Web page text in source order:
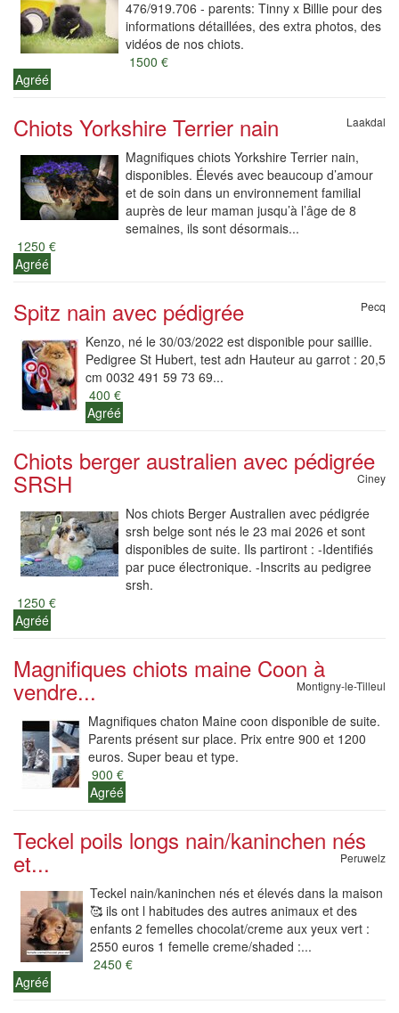
476/919.706 - parents: Tinny x Billie pour des
informations détaillées, des extra photos, des
vidéos de nos chiots.
1500 €
Agréé
Chiots Yorkshire Terrier nain Laakdal
Magnifiques chiots Yorkshire Terrier nain,
disponibles. Élevés avec beaucoup d’amour
et de soin dans un environnement familial
auprès de leur maman jusqu’à l’âge de 8
semaines, ils sont désormais...
1250 €
Agréé
Spitz nain avec pédigrée Pecq
Kenzo, né le 30/03/2022 est disponible pour saillie.
Pedigree St Hubert, test adn Hauteur au garrot : 20,5
cm 0032 491 59 73 69...
400 €
Agréé
Chiots berger australien avec pédigrée
SRSH Ciney
Nos chiots Berger Australien avec pédigrée
srsh belge sont nés le 23 mai 2026 et sont
disponibles de suite. Ils partiront : -Identifiés
par puce électronique. -Inscrits au pedigree
srsh.
1250 €
Agréé
Magnifiques chiots maine Coon à
vendre... Montigny-le-Tilleul
Magnifiques chaton Maine coon disponible de suite.
Parents présent sur place. Prix entre 900 et 1200
euros. Super beau et type.
900 €
Agréé
Teckel poils longs nain/kaninchen nés
et... Peruwelz
Teckel nain/kaninchen nés et élevés dans la maison
🥰 ils ont l habitudes des autres animaux et des
enfants 2 femelles chocolat/creme aux yeux vert :
2550 euros 1 femelle creme/shaded :...
2450 €
Agréé